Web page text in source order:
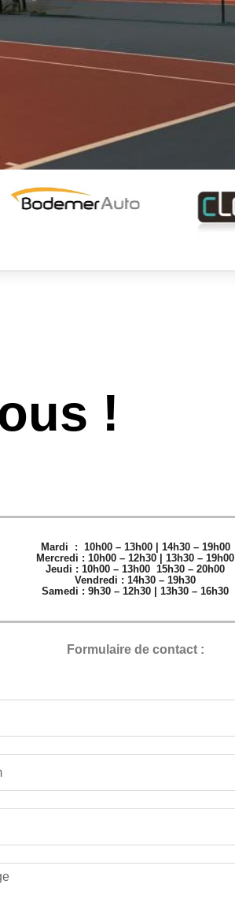
!
Mardi : 10h00 – 13h00 | 14h30 – 19h00
Mercredi : 10h00 – 12h30 | 13h30 – 19h00
Jeudi : 10h00 – 13h00 15h30 – 20h00
Vendredi : 14h30 – 19h30
Samedi : 9h30 – 12h30 | 13h30 – 16h30
Formulaire de contact :